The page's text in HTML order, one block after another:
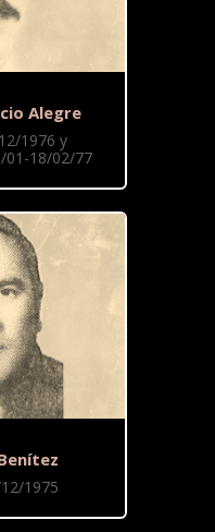
Alegre
1976 y
01-18/02/77
1975